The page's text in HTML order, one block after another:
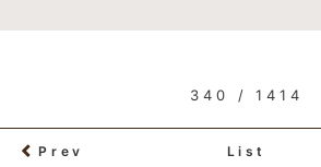
340 / 1414
Prev List